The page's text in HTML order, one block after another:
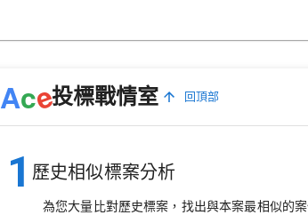
Ace投標戰情室 回頂部
1 歷史相似標案分析
為您大量比對歷史標案，找出與本案最相似的